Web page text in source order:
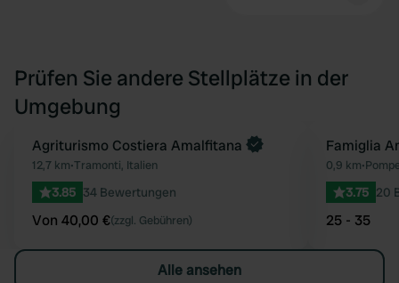
Prüfen Sie andere Stellplätze in der
Umgebung
Jetzt buchen
Agriturismo Costiera Amalfitana
12,7 km•Tramonti, Italien
3.85 34 Bewertungen
Von 40,00 €(zzgl. Gebühren)
Famiglia
0,9 km•
3.75 20
25 - 35
Alle ansehen